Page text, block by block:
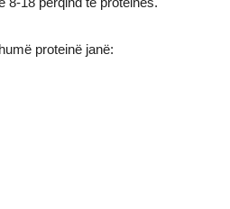
proteinë janë: